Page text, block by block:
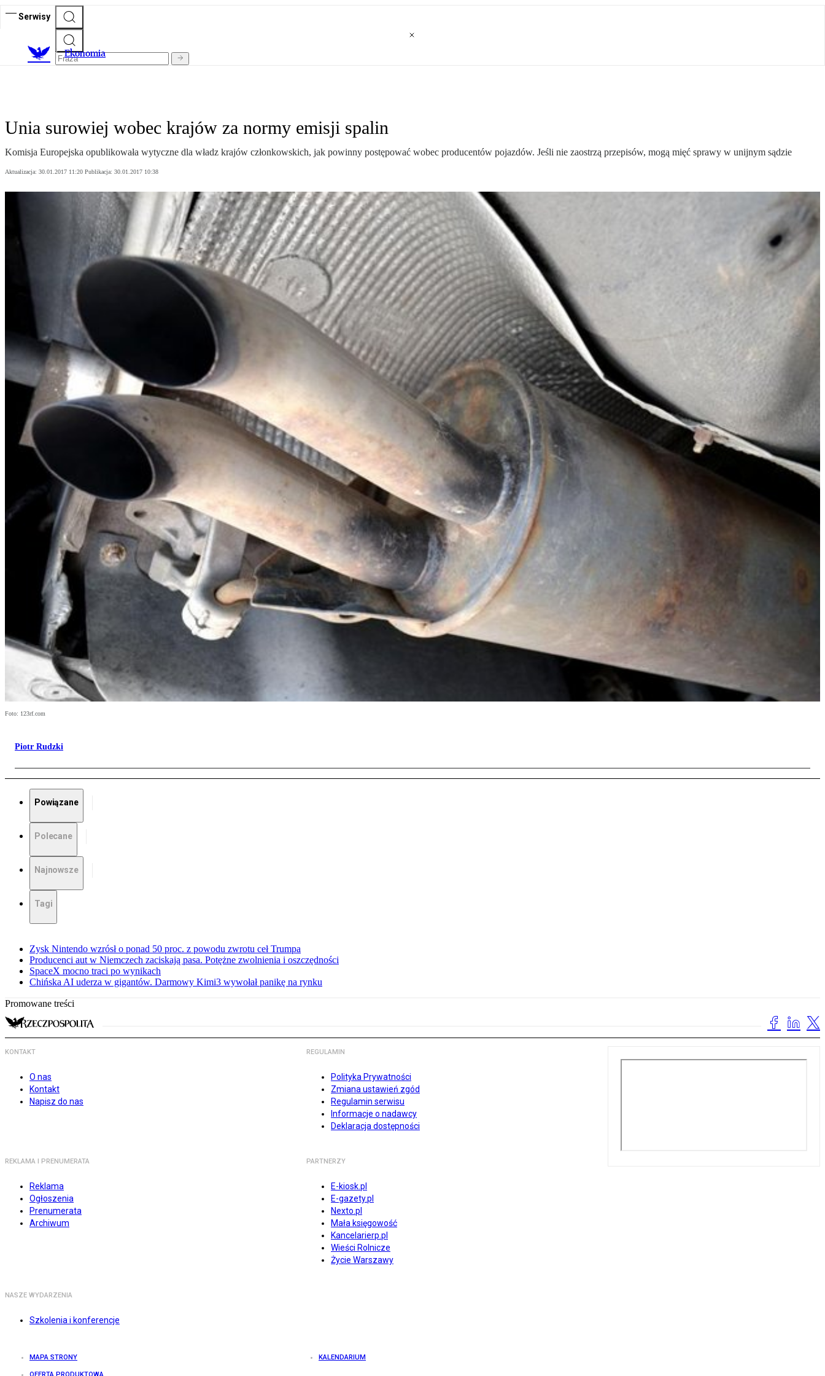
Serwisy
Ekonomia
Unia surowiej wobec krajów za normy emisji spalin
Komisja Europejska opublikowała wytyczne dla władz krajów członkowskich, jak powinny postępować wobec producentów pojazdów. Jeśli nie zaostrzą przepisów, mogą mięć sprawy w unijnym sądzie
Aktualizacja: 30.01.2017 11:20 Publikacja: 30.01.2017 10:38
Foto: 123rf.com
Piotr Rudzki
Powiązane
Polecane
Najnowsze
Tagi
Zysk Nintendo wzrósł o ponad 50 proc. z powodu zwrotu ceł Trumpa
Producenci aut w Niemczech zaciskają pasa. Potężne zwolnienia i oszczędności
SpaceX mocno traci po wynikach
Chińska AI uderza w gigantów. Darmowy Kimi3 wywołał panikę na rynku
Promowane treści
KONTAKT
O nas
Kontakt
Napisz do nas
REGULAMIN
Polityka Prywatności
Zmiana ustawień zgód
Regulamin serwisu
Informacje o nadawcy
Deklaracja dostępności
REKLAMA I PRENUMERATA
Reklama
Ogłoszenia
Prenumerata
Archiwum
PARTNERZY
E-kiosk.pl
E-gazety.pl
Nexto.pl
Mała księgowość
Kancelarierp.pl
Wieści Rolnicze
Życie Warszawy
NASZE WYDARZENIA
Szkolenia i konferencje
MAPA STRONY KALENDARIUM